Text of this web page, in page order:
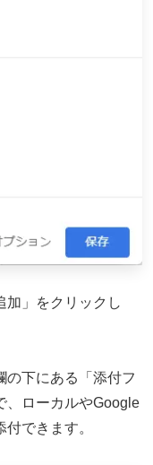
加」をクリックし
の下にある「添付フ
、ローカルやGoogle
できます。